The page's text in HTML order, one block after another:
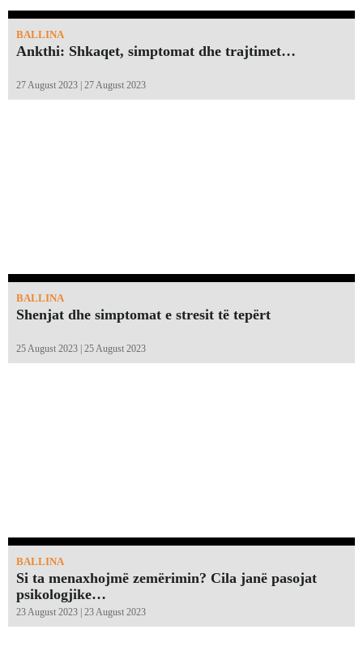
BALLINA
Ankthi: Shkaqet, simptomat dhe trajtimet…
27 August 2023 | 27 August 2023
BALLINA
Shenjat dhe simptomat e stresit të tepërt
25 August 2023 | 25 August 2023
BALLINA
Si ta menaxhojmë zemërimin? Cila janë pasojat
psikologjike…
23 August 2023 | 23 August 2023